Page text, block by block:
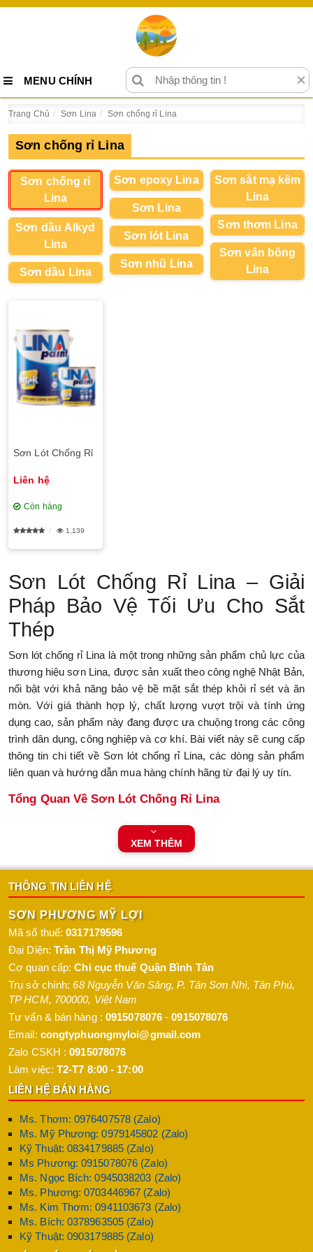
MENU CHÍNH ×
Trang Chủ Sơn Lina Sơn chống rỉ Lina
Sơn chống rỉ Lina
Sơn chống rỉ
Lina
Sơn dầu Alkyd
Lina
Sơn dầu Lina
Sơn epoxy Lina
Sơn Lina
Sơn lót Lina
Sơn nhũ Lina
Sơn sắt mạ kẽm
Lina
Sơn thơm Lina
Sơn vân bông
Lina
Sơn Lót Chống Rỉ
Liên hệ
Còn hàng
1,139
Sơn Lót Chống Rỉ Lina – Giải
Pháp Bảo Vệ Tối Ưu Cho Sắt
Thép
Sơn lót chống rỉ Lina là một trong những sản phẩm chủ lực của
thương hiệu sơn Lina, được sản xuất theo công nghệ Nhật Bản,
nổi bật với khả năng bảo vệ bề mặt sắt thép khỏi rỉ sét và ăn
mòn. Với giá thành hợp lý, chất lượng vượt trội và tính ứng
dụng cao, sản phẩm này đang được ưa chuộng trong các công
trình dân dụng, công nghiệp và cơ khí. Bài viết này sẽ cung cấp
thông tin chi tiết về Sơn lót chống rỉ Lina, các dòng sản phẩm
liên quan và hướng dẫn mua hàng chính hãng từ đại lý uy tín.
Tổng Quan Về Sơn Lót Chống Rỉ Lina
kế để tạo lớp nền bảo vệ cho bề mặt sắt thép trước khi sơn phủ
hoàn thiện. Sản phẩm có khả năng bám dính tốt, chống ăn mòn
hiệu quả và tăng độ bền cho lớp sơn phủ. Sơn lót chống rỉ Lina
phù hợp với nhiều loại công trình như khung nhà thép, lan can,
Được đóng gói với dung tích 5kg và 20kg, sản phẩm đáp ứng
nhu cầu từ các dự án nhỏ đến quy mô lớn.
Sơn Chống Rỉ Đỏ/Xám Lina – Lớp Nền Hoàn Hảo
Sơn chống rỉ đỏ/xám Lina là dòng sơn lót chống rỉ phổ biến, có
màu đỏ nâu hoặc xám, giúp dễ dàng nhận diện lớp lót trong quá
trình thi công. Sản phẩm này tạo lớp màng sơn cứng chắc,
chống lại tác động của môi trường như độ ẩm, nước biển và
hóa chất nhẹ. Sơn chống rỉ đỏ/xám Lina thường được sử dụng
làm lớp nền cho sơn dầu, sơn PU hoặc sơn epoxy, đảm bảo độ
bền và thẩm mỹ cho công trình. Sản phẩm có thể pha loãng 5-
10% với dung môi LN09 để dễ thi công bằng cọ, rulo hoặc súng
phun.
Sơn Lót Chống Rỉ Lina Cho Sắt 1 Thành Phần – Tiện
Lợi Và Hiệu Quả
Sơn lót chống rỉ Lina cho sắt 1 thành phần là lựa chọn lý tưởng
cho các công trình yêu cầu thi công nhanh và đơn giản. Sản
phẩm không cần pha trộn với chất đóng rắn, dễ sử dụng và phù
hợp cho cả thợ chuyên nghiệp lẫn không chuyên. Sơn lót chống
rỉ Lina cho sắt 1 thành phần có độ bám dính tốt, khô nhanh trong
XEM THÊM
THÔNG TIN LIÊN HỆ
SƠN PHƯƠNG MỸ LỢI
Mã số thuế:0317179596
Đại Diện: Trần Thị Mỹ Phương
Cơ quan cấp:Chi cục thuế Quận Bình Tân
Trụ sở chính:68 Nguyễn Văn Săng, P. Tân Sơn Nhì, Tân Phú,
TP HCM, 700000, Việt Nam
Tư vấn & bán hàng : 0915078076 -0915078076
Email: congtyphuongmyloi@gmail.com
Zalo CSKH :0915078076
Làm việc: T2-T7 8:00 - 17:00
LIÊN HỆ BÁN HÀNG
Ms. Thơm: 0976407578 (Zalo)
Ms. Mỹ Phương: 0979145802 (Zalo)
Kỹ Thuật: 0834179885 (Zalo)
Ms Phương: 0915078076 (Zalo)
Ms. Ngọc Bích: 0945038203 (Zalo)
Ms. Phương: 0703446967 (Zalo)
Ms. Kim Thơm: 0941103673 (Zalo)
Ms. Bích: 0378963505 (Zalo)
Kỹ Thuật: 0903179885 (Zalo)